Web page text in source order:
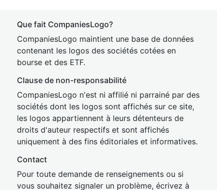
Que fait CompaniesLogo?
CompaniesLogo maintient une base de données
contenant les logos des sociétés cotées en
bourse et des ETF.
Clause de non-responsabilité
CompaniesLogo n'est ni affilié ni parrainé par des
sociétés dont les logos sont affichés sur ce site,
les logos appartiennent à leurs détenteurs de
droits d'auteur respectifs et sont affichés
uniquement à des fins éditoriales et informatives.
Contact
Pour toute demande de renseignements ou si
vous souhaitez signaler un problème, écrivez à